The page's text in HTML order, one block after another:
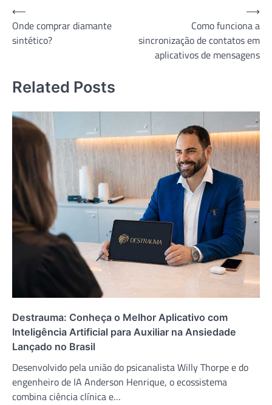
Navegação
de
Post
⟵
Onde comprar diamante
sintético?
Como funciona a
sincronização de contatos em
aplicativos de mensagens
⟶
Related Posts
Destrauma: Conheça o Melhor Aplicativo com
Inteligência Artificial para Auxiliar na Ansiedade
Lançado no Brasil
Desenvolvido pela união do psicanalista Willy Thorpe e do
engenheiro de IA Anderson Henrique, o ecossistema
combina ciência clínica e…